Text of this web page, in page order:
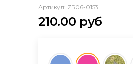
Артикул: ZR06-0153
210.00 руб